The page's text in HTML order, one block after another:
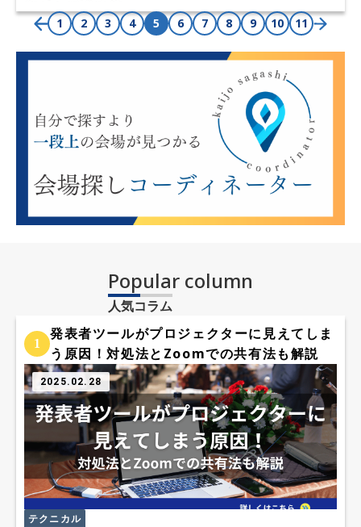
1 2 3 4 5 6 7 8 9 10 11
Popular column
人気コラム
1
発表者ツールがプロジェクターに見えてしま
う原因！対処法とZoomでの共有法も解説
2025.02.28
テクニカル